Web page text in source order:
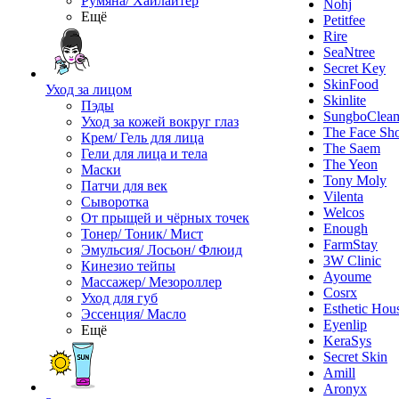
Ещё
Уход за лицом
Пэды
Уход за кожей вокруг глаз
Крем/ Гель для лица
Гели для лица и тела
Маски
Патчи для век
Сыворотка
От прыщей и чёрных точек
Тонер/ Тоник/ Мист
Эмульсия/ Лосьон/ Флюид
Кинезио тейпы
Массажер/ Мезороллер
Уход для губ
Эссенция/ Масло
Ещё
Nohj
Petitfee
Rire
SeaNtree
Secret Key
SkinFood
Skinlite
The Face
The Saem
The Yeon
Tony Moly
Vilenta
Welcos
Enough
FarmStay
3W Clinic
Ayoume
Cosrx
Esthetic
Eyenlip
KeraSys
Secret Skin
Amill
Aronyx